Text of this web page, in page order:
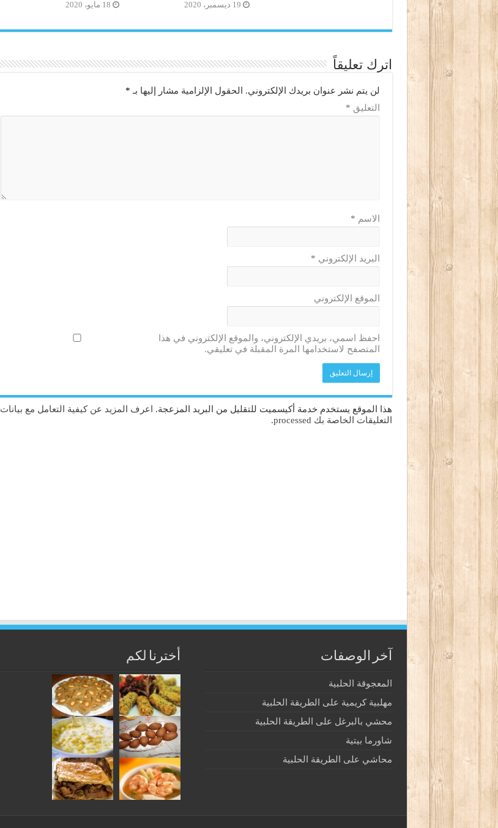
19 ديسمبر، 2020 18 مايو، 2020
اترك تعليقاً
لن يتم نشر عنوان بريدك الإلكتروني. الحقول الإلزامية مشار إليها بـ *
التعليق *
الاسم *
البريد الإلكتروني *
الموقع الإلكتروني
احفظ اسمي، بريدي الإلكتروني، والموقع الإلكتروني في هذا
المتصفح لاستخدامها المرة المقبلة في تعليقي.
هذا الموقع يستخدم خدمة أكيسميت للتقليل من البريد المزعجة.
اعرف المزيد عن كيفية التعامل مع بيانات
التعليقات الخاصة بك processed
.
آخر الوصفات
المعجوقة الحلبية
مهلبية كريمية على الطريقة الحلبية
محشي بالبرغل على الطريقة الحلبية
شاورما بيتية
محاشي على الطريقة الحلبية
أخترنا لكم